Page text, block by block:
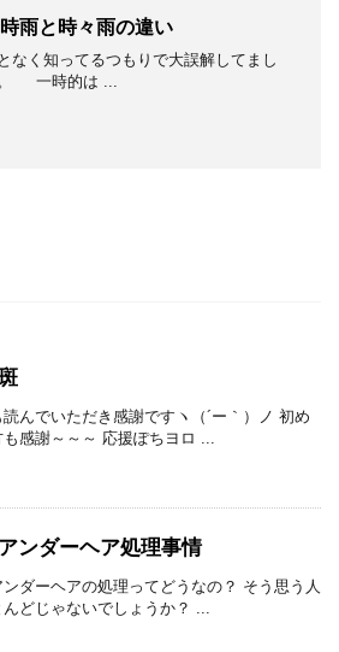
雨と時々雨の違い
なく知ってるつもりで大誤解してまし
一時的は ...
読んでいただき感謝ですヽ（´ー｀）ノ 初め
も感謝～～～ 応援ぽちヨロ ...
ンダーヘア処理事情
ンダーヘアの処理ってどうなの？ そう思う人
んどじゃないでしょうか？ ...